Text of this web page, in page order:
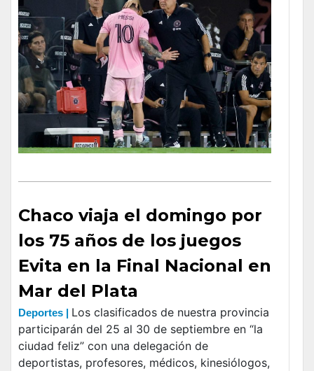
Chaco viaja el domingo por
los 75 años de los juegos
Evita en la Final Nacional en
Mar del Plata
Deportes | Los clasificados de nuestra provincia
participarán del 25 al 30 de septiembre en “la
ciudad feliz” con una delegación de
deportistas, profesores, médicos, kinesiólogos,